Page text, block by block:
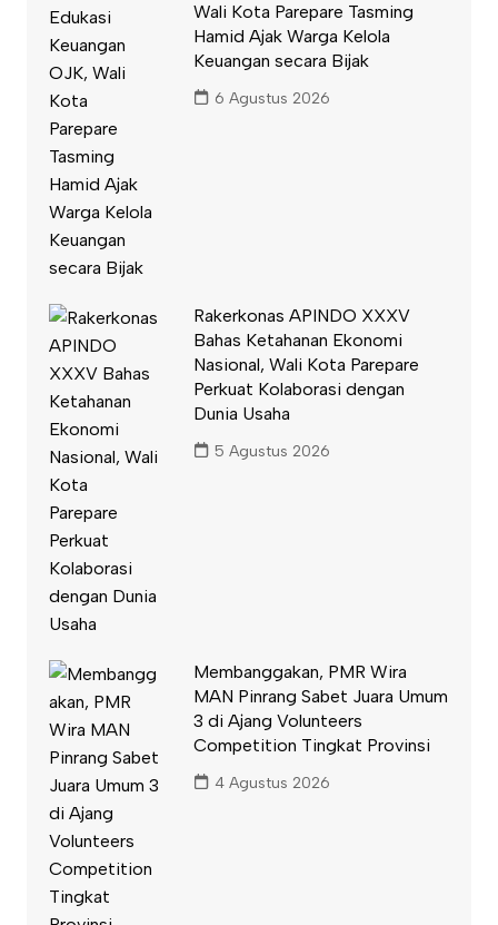
Wali Kota Parepare Tasming
Hamid Ajak Warga Kelola
Keuangan secara Bijak
6 Agustus 2026
Rakerkonas APINDO XXXV
Bahas Ketahanan Ekonomi
Nasional, Wali Kota Parepare
Perkuat Kolaborasi dengan
Dunia Usaha
5 Agustus 2026
Membanggakan, PMR Wira
MAN Pinrang Sabet Juara Umum
3 di Ajang Volunteers
Competition Tingkat Provinsi
4 Agustus 2026